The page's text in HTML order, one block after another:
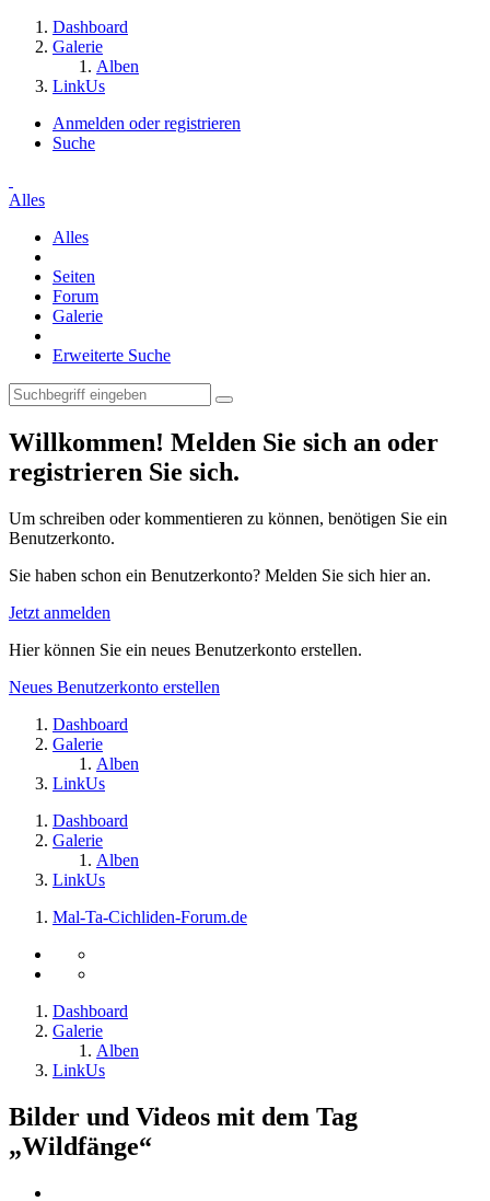
Dashboard
Galerie
Alben
LinkUs
Anmelden oder registrieren
Suche
Alles
Alles
Seiten
Forum
Galerie
Erweiterte Suche
Willkommen! Melden Sie sich an oder
registrieren Sie sich.
Um schreiben oder kommentieren zu können, benötigen Sie ein
Benutzerkonto.
Sie haben schon ein Benutzerkonto? Melden Sie sich hier an.
Jetzt anmelden
Hier können Sie ein neues Benutzerkonto erstellen.
Neues Benutzerkonto erstellen
Dashboard
Galerie
Alben
LinkUs
Dashboard
Galerie
Alben
LinkUs
Mal-Ta-Cichliden-Forum.de
Dashboard
Galerie
Alben
LinkUs
Bilder und Videos mit dem Tag
„Wildfänge“